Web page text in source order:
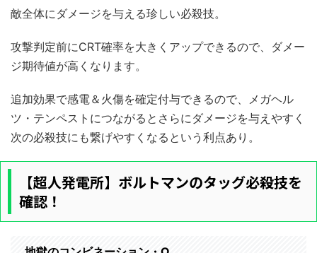
敵全体にダメージを与える珍しい必殺技。
攻撃判定前にCRT確率を大きくアップできるので、ダメー
ジ期待値が高くなります。
追加効果で感電＆火傷を確定付与できるので、メガヘル
ツ・テンペストにつながるとさらにダメージを与えやすく
次の必殺技にも繋げやすくなるという利点あり。
【超人発電所】ボルトマンのタッグ必殺技を
確認！